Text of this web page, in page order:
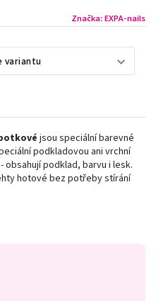
Značka: EXPA-nails
jsou speciální barevné
podkladovou ani vrchní
obsahují podklad, barvu i lesk.
hotové bez potřeby stírání